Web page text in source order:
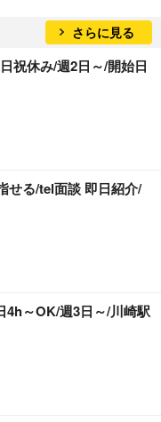
さらに見る
祝休み/週2日～/開始日
せる/tel面談 即日紹介/
4h～OK/週3日～/川崎駅